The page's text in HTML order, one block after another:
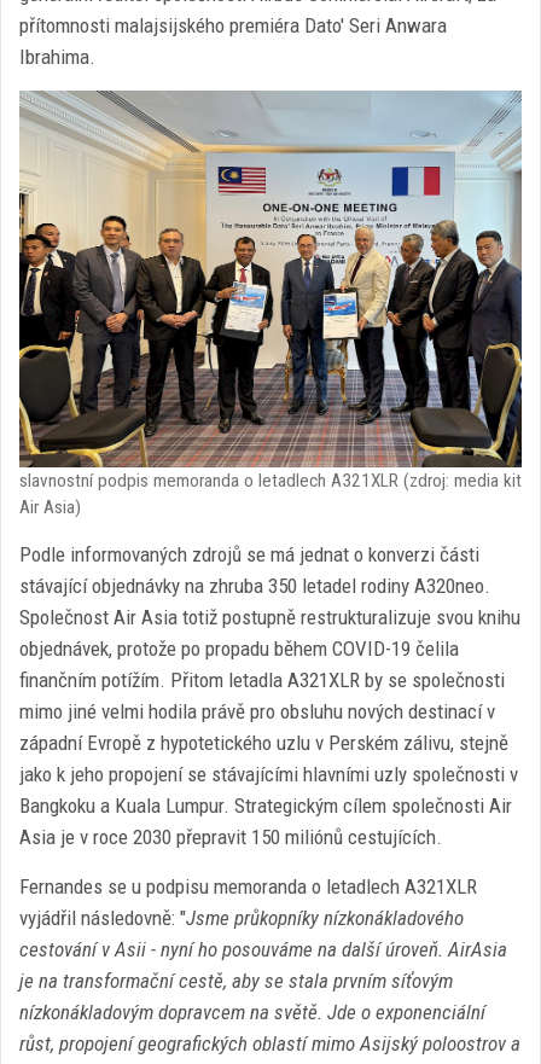
přítomnosti malajsijského premiéra Dato' Seri Anwara
Ibrahima.
slavnostní podpis memoranda o letadlech A321XLR (zdroj: media kit
Air Asia)
Podle informovaných zdrojů se má jednat o konverzi části
stávající objednávky na zhruba 350 letadel rodiny A320neo.
Společnost Air Asia totiž postupně restrukturalizuje svou knihu
objednávek, protože po propadu během COVID-19 čelila
finančním potížím. Přitom letadla A321XLR by se společnosti
mimo jiné velmi hodila právě pro obsluhu nových destinací v
západní Evropě z hypotetického uzlu v Perském zálivu, stejně
jako k jeho propojení se stávajícími hlavními uzly společnosti v
Bangkoku a Kuala Lumpur. Strategickým cílem společnosti Air
Asia je v roce 2030 přepravit 150 miliónů cestujících.
Fernandes se u podpisu memoranda o letadlech A321XLR
vyjádřil následovně: "Jsme průkopníky nízkonákladového
cestování v Asii - nyní ho posouváme na další úroveň. AirAsia
je na transformační cestě, aby se stala prvním síťovým
nízkonákladovým dopravcem na světě. Jde o exponenciální
růst, propojení geografických oblastí mimo Asijský poloostrov a